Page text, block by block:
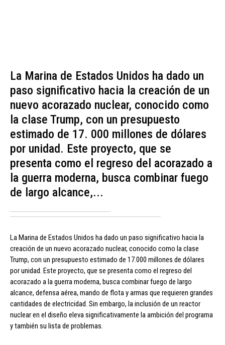
La Marina de Estados Unidos ha dado un
paso significativo hacia la creación de un
nuevo acorazado nuclear, conocido como
la clase Trump, con un presupuesto
estimado de 17. 000 millones de dólares
por unidad. Este proyecto, que se
presenta como el regreso del acorazado a
la guerra moderna, busca combinar fuego
de largo alcance,...
La Marina de Estados Unidos ha dado un paso significativo hacia la
creación de un nuevo acorazado nuclear, conocido como la clase
Trump, con un presupuesto estimado de 17.000 millones de dólares
por unidad. Este proyecto, que se presenta como el regreso del
acorazado a la guerra moderna, busca combinar fuego de largo
alcance, defensa aérea, mando de flota y armas que requieren grandes
cantidades de electricidad. Sin embargo, la inclusión de un reactor
nuclear en el diseño eleva significativamente la ambición del programa
y también su lista de problemas.